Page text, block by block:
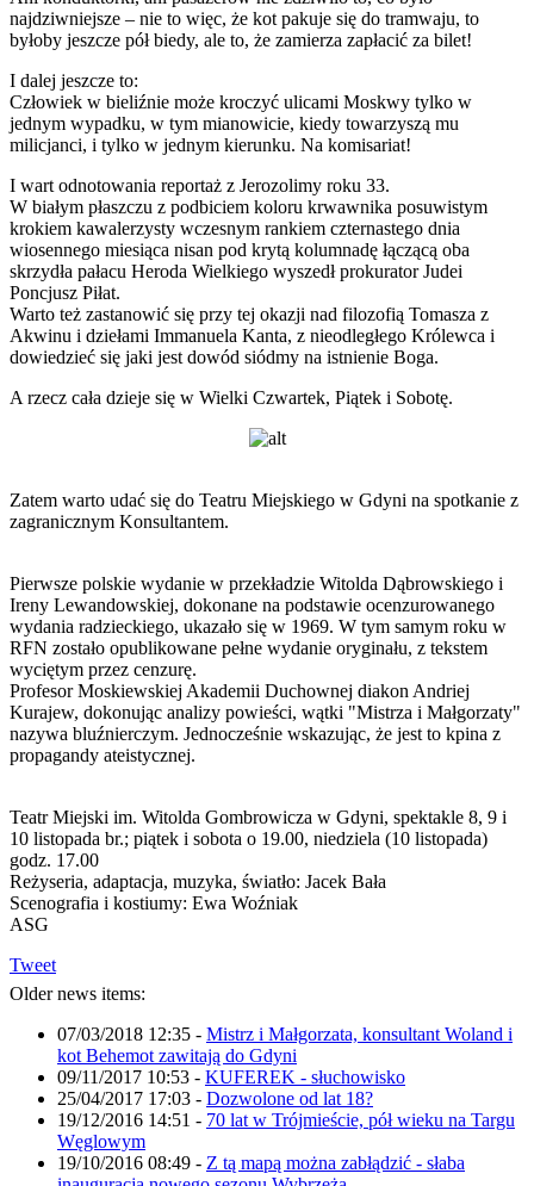
najdziwniejsze – nie to więc, że kot pakuje się do tramwaju, to
byłoby jeszcze pół biedy, ale to, że zamierza zapłacić za bilet!
I dalej jeszcze to:
Człowiek w bieliźnie może kroczyć ulicami Moskwy tylko w
jednym wypadku, w tym mianowicie, kiedy towarzyszą mu
milicjanci, i tylko w jednym kierunku. Na komisariat!
I wart odnotowania reportaż z Jerozolimy roku 33.
W białym płaszczu z podbiciem koloru krwawnika posuwistym
krokiem kawalerzysty wczesnym rankiem czternastego dnia
wiosennego miesiąca nisan pod krytą kolumnadę łączącą oba
skrzydła pałacu Heroda Wielkiego wyszedł prokurator Judei
Poncjusz Piłat.
Warto też zastanowić się przy tej okazji nad filozofią Tomasza z
Akwinu i dziełami Immanuela Kanta, z nieodległego Królewca i
dowiedzieć się jaki jest dowód siódmy na istnienie Boga.
A rzecz cała dzieje się w Wielki Czwartek, Piątek i Sobotę.
Zatem warto udać się do Teatru Miejskiego w Gdyni na spotkanie z
zagranicznym Konsultantem.
Pierwsze polskie wydanie w przekładzie Witolda Dąbrowskiego i
Ireny Lewandowskiej, dokonane na podstawie ocenzurowanego
wydania radzieckiego, ukazało się w 1969. W tym samym roku w
RFN zostało opublikowane pełne wydanie oryginału, z tekstem
wyciętym przez cenzurę.
Profesor Moskiewskiej Akademii Duchownej diakon Andriej
Kurajew, dokonując analizy powieści, wątki "Mistrza i Małgorzaty"
nazywa bluźnierczym. Jednocześnie wskazując, że jest to kpina z
propagandy ateistycznej.
Teatr Miejski im. Witolda Gombrowicza w Gdyni, spektakle 8, 9 i
10 listopada br.; piątek i sobota o 19.00, niedziela (10 listopada)
godz. 17.00
Reżyseria, adaptacja, muzyka, światło: Jacek Bała
Scenografia i kostiumy: Ewa Woźniak
ASG
Tweet
Older news items:
07/03/2018 12:35 - Mistrz i Małgorzata, konsultant Woland i
kot Behemot zawitają do Gdyni
09/11/2017 10:53 - KUFEREK - słuchowisko
25/04/2017 17:03 - Dozwolone od lat 18?
19/12/2016 14:51 - 70 lat w Trójmieście, pół wieku na Targu
Węglowym
19/10/2016 08:49 - Z tą mapą można zabłądzić - słaba